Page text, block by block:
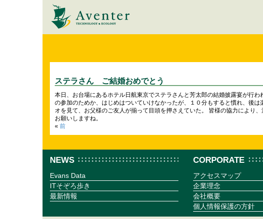
ステラさん ご結婚おめでとう
本日、お台場にあるホテル日航東京でステラさんと芳太郎の結婚披露宴が行
の参加のためか、はじめはついていけなかったが、１０分もすると慣れ、後
オを見て、お父様のご友人が揃って目頭を押さえていた。 皆様の協力により
お願いしますね。
« 前
NEWS
Evans Data
ITそぞろ歩き
最新情報
CORPORATE
アクセスマップ
企業理念
会社概要
個人情報保護の方針